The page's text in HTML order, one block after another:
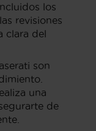
los
revisiones
clara del
son
una
de